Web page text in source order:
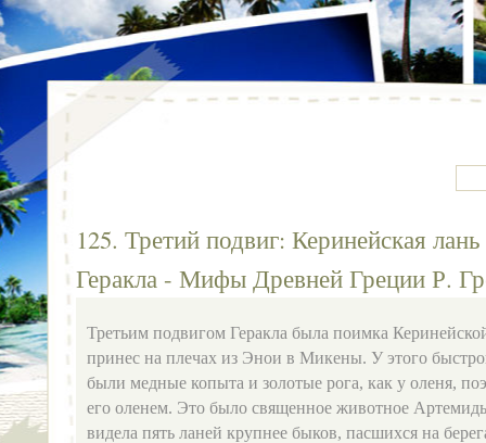
125. Третий подвиг: Керинейская
Геракла - Мифы Древней Греции Р.
Третьим подвигом Геракла была поимка
принес на плечах из Энои в Микены. У этого
были медные копыта и золотые рога, как у оленя,
его оленем. Это было священное животное
видела пять ланей крупнее быков, пасшихся на